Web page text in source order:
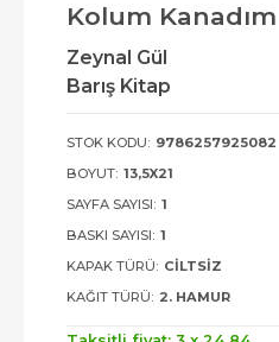
Kolum
Zeynal Gül
Barış Kitap
STOK KODU: 9786257925082
BOYUT: 13,5X21
SAYFA SAYISI: 1
BASKI SAYISI: 1
KAPAK TÜRÜ: CILTSIZ
KAĞIT TÜRÜ: 2. HAMUR